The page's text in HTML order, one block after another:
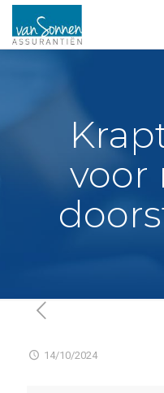
voor
14/10/2024